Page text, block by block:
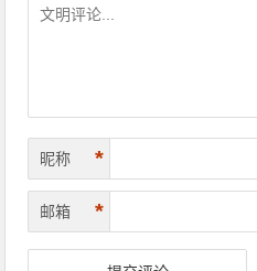
昵称 *
邮箱 *